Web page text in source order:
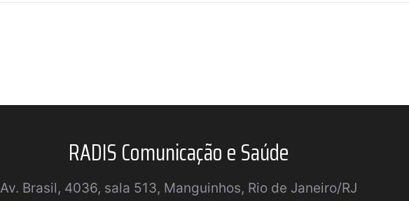
RADIS Comunicação e Saúde
Av. Brasil, 4036, sala 513, Manguinhos, Rio de Janeiro/RJ